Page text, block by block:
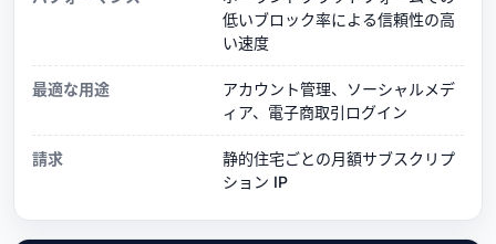
低いブロック率による信頼性の高
い速度
最適な用途
アカウント管理、ソーシャルメデ
ィア、電子商取引ログイン
請求
静的住宅ごとの月額サブスクリプ
ション IP